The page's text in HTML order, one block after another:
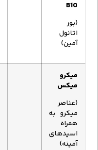
B10
(بور
اتانول
آمین)
میکرو
میکس
(عناصر
میکرو به
همراه
اسیدهای
آمینه)